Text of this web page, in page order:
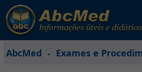
AbcMed - Exames e